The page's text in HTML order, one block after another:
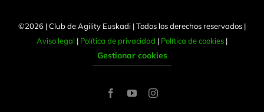
©2026 | Club de Agility Euskadi | Todos los derechos reservados |
Aviso legal | Política de privacidad | Política de cookies |
Gestionar cookies